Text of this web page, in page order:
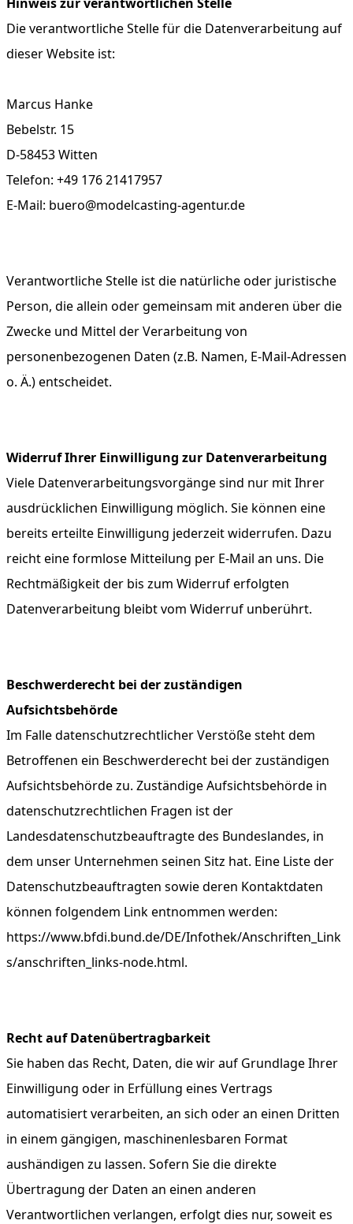
Die verantwortliche Stelle für die Datenverarbeitung auf
dieser Website ist:
Marcus Hanke
Bebelstr. 15
D-58453 Witten
Telefon: +49 176 21417957
E-Mail: buero@modelcasting-agentur.de
Verantwortliche Stelle ist die natürliche oder juristische
Person, die allein oder gemeinsam mit anderen über die
Zwecke und Mittel der Verarbeitung von
personenbezogenen Daten (z.B. Namen, E-Mail-Adressen
o. Ä.) entscheidet.
Widerruf Ihrer Einwilligung zur Datenverarbeitung
Viele Datenverarbeitungsvorgänge sind nur mit Ihrer
ausdrücklichen Einwilligung möglich. Sie können eine
bereits erteilte Einwilligung jederzeit widerrufen. Dazu
reicht eine formlose Mitteilung per E-Mail an uns. Die
Rechtmäßigkeit der bis zum Widerruf erfolgten
Datenverarbeitung bleibt vom Widerruf unberührt.
Beschwerderecht bei der zuständigen
Aufsichtsbehörde
Im Falle datenschutzrechtlicher Verstöße steht dem
Betroffenen ein Beschwerderecht bei der zuständigen
Aufsichtsbehörde zu. Zuständige Aufsichtsbehörde in
datenschutzrechtlichen Fragen ist der
Landesdatenschutzbeauftragte des Bundeslandes, in
dem unser Unternehmen seinen Sitz hat. Eine Liste der
Datenschutzbeauftragten sowie deren Kontaktdaten
können folgendem Link entnommen werden:
https://www.bfdi.bund.de/DE/Infothek/Anschriften_Link
s/anschriften_links-node.html.
Recht auf Datenübertragbarkeit
Sie haben das Recht, Daten, die wir auf Grundlage Ihrer
Einwilligung oder in Erfüllung eines Vertrags
automatisiert verarbeiten, an sich oder an einen Dritten
in einem gängigen, maschinenlesbaren Format
aushändigen zu lassen. Sofern Sie die direkte
Übertragung der Daten an einen anderen
Verantwortlichen verlangen, erfolgt dies nur, soweit es